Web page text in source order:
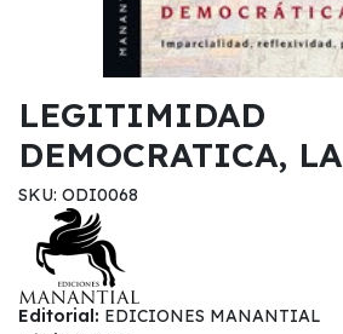
LEGITIMIDAD
DEMOCRATICA, LA
SKU: ODI0068
Editorial: EDICIONES MANANTIAL